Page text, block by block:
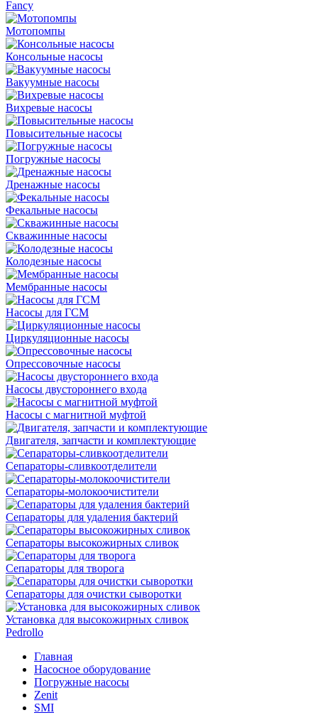
Fancy
Мотопомпы
Консольные насосы
Вакуумные насосы
Вихревые насосы
Повысительные насосы
Погружные насосы
Дренажные насосы
Фекальные насосы
Скважинные насосы
Колодезные насосы
Мембранные насосы
Насосы для ГСМ
Циркуляционные насосы
Опрессовочные насосы
Насосы двустороннего входа
Насосы с магнитной муфтой
Двигателя, запчасти и комплектующие
Сепараторы-сливкоотделители
Сепараторы-молокоочистители
Сепараторы для удаления бактерий
Сепараторы высокожирных сливок
Сепараторы для творога
Сепараторы для очистки сыворотки
Установка для высокожирных сливок
Pedrollo
Главная
Насосное оборудование
Погружные насосы
Zenit
SMI